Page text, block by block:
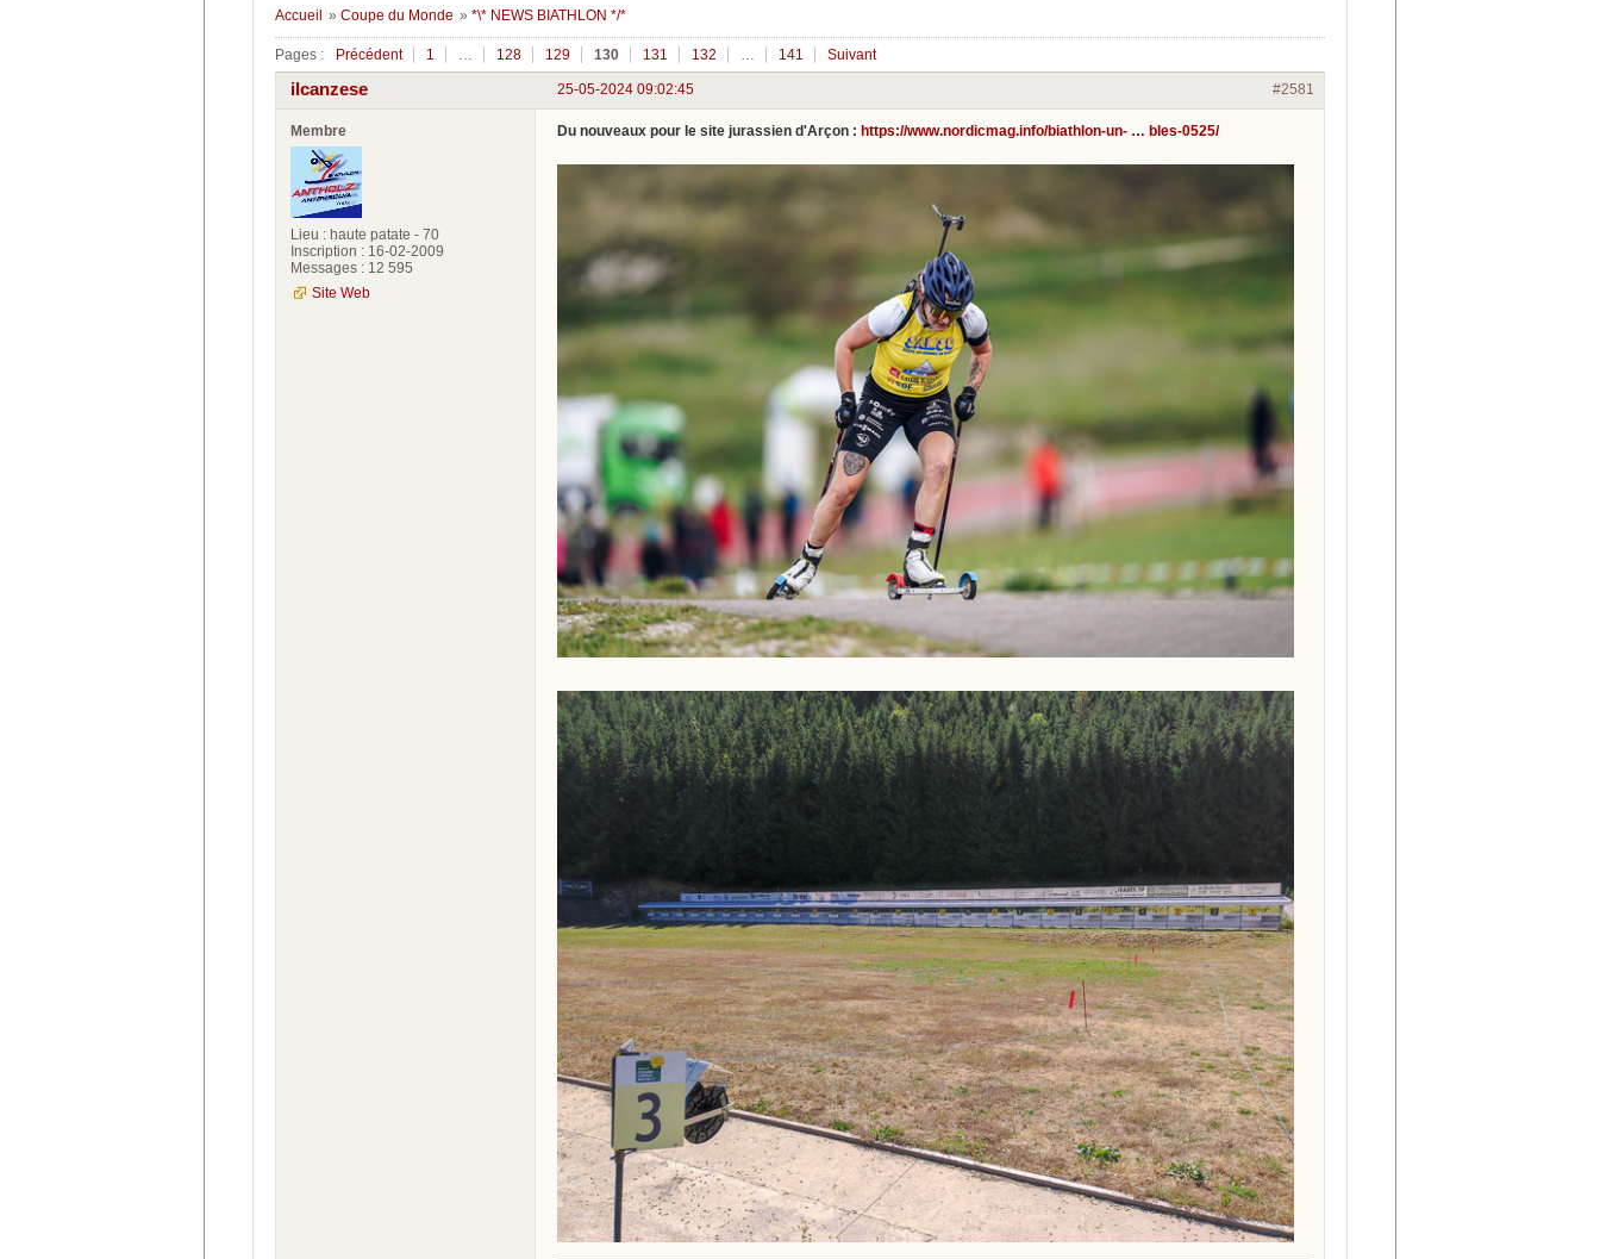
Accueil » Coupe du Monde » *\* NEWS BIATHLON */*
Pages : Précédent 1 … 128 129 130 131 132 … 141 Suivant
#2581
25-05-2024 09:02:45
ilcanzese
Membre
Lieu : haute patate - 70
Inscription : 16-02-2009
Messages : 12 595
Site Web
Du nouveaux pour le site jurassien d'Arçon : https://www.nordicmag.info/biathlon-un- … bles-0525/